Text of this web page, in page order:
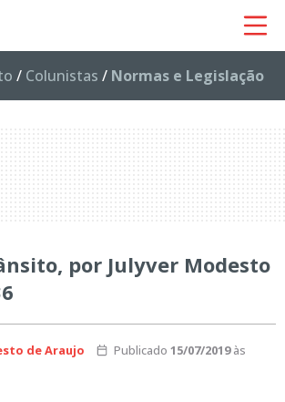
/ Colunistas / Normas e Legislação
por Julyver Modesto
de Araujo Publicado 15/07/2019às